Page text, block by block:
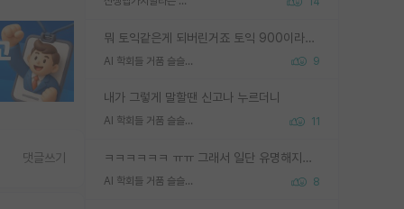
뭐 토익같은게 되버린거죠 토익 900이라고 영어잘하는건 아닙니다만 잘하는사람은 다 900을 넘는 그런
AI 학회들 거품 슬슬 지적이 나오네요 9
내가 그렇게 말할땐 신고나 누르더니
AI 학회들 거품 슬슬 지적이 나오네요 11
ㅋㅋㅋㅋㅋㅋ ㅠㅠ 그래서 일단 유명해지는게 중요한거같습니다
AI 학회들 거품 슬슬 지적이 나오네요 8
댓글쓰기